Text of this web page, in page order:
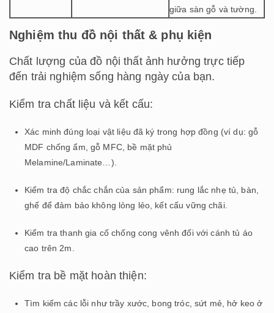
giữa sàn gỗ và tường.
Nghiệm thu đồ nội thất & phụ kiện
Chất lượng của đồ nội thất ảnh hưởng trực tiếp
đến trải nghiệm sống hàng ngày của bạn.
Kiểm tra chất liệu và kết cấu:
Xác minh đúng loại vật liệu đã ký trong hợp đồng (ví dụ: gỗ
MDF chống ẩm, gỗ MFC, bề mặt phủ
Melamine/Laminate…).
Kiểm tra độ chắc chắn của sản phẩm: rung lắc nhẹ tủ, bàn,
ghế để đảm bảo không lỏng lẻo, kết cấu vững chãi.
Kiểm tra thanh gia cố chống cong vênh đối với cánh tủ áo
cao trên 2m.
Kiểm tra bề mặt hoàn thiện:
Tìm kiếm các lỗi như trầy xước, bong tróc, sứt mẻ, hở keo ở